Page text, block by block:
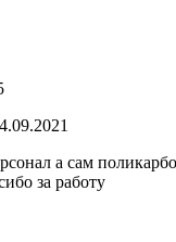
а сам
за работу